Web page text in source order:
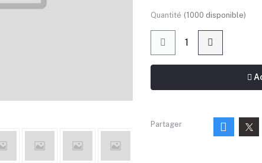
Quantité (1000 disponible)
Partager